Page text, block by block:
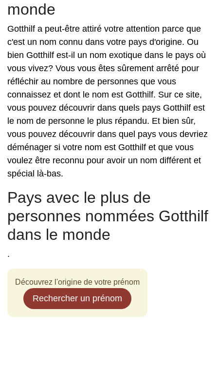
monde
Gotthilf a peut-être attiré votre attention parce que
c'est un nom connu dans votre pays d'origine. Ou
bien Gotthilf est-il un nom exotique dans le pays où
vous vivez? Vous vous êtes sûrement arrêté pour
réfléchir au nombre de personnes que vous
connaissez et dont le nom est Gotthilf. Sur ce site,
vous pouvez découvrir dans quels pays Gotthilf est
le nom de personne le plus répandu. Et bien sûr,
vous pouvez découvrir dans quel pays vous devriez
déménager si votre nom est Gotthilf et que vous
voulez être reconnu pour avoir un nom différent et
spécial là-bas.
Pays avec le plus de
personnes nommées Gotthilf
dans le monde
.
Découvrez l'origine de votre prénom
Rechercher un prénom